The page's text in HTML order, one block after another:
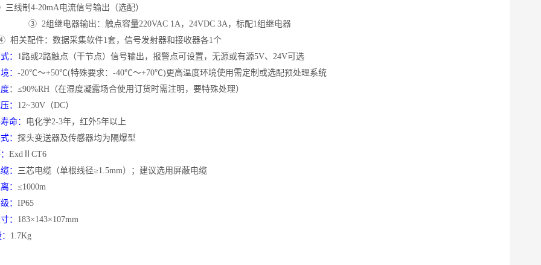
制4-20mA电流信号输出（选配）
③ 2组继电器输出：触点容量220VAC 1A，24VDC 3A，标配1组继电器
配件：数据采集软件1套，信号发射器和接收器各1个
： 1路或2路触点（干节点）信号输出，报警点可设置，无源或有源5V、24V可选
： -20℃～+50℃(特殊要求：-40℃～+70℃)更高温度环境使用需定制或选配预处理系统
： ≤90%RH（在湿度凝露场合使用订货时需注明，要特殊处理）
： 12~30V（DC）
命： 电化学2-3年，红外5年以上
： 探头变送器及传感器均为隔爆型
ExdⅡCT6
： 三芯电缆（单根线径≥1.5mm）；建议选用屏蔽电缆
： ≤1000m
： IP65
： 183×143×107mm
1.7Kg